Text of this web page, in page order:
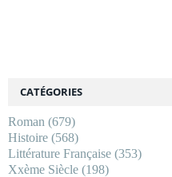
CATÉGORIES
Roman (679)
Histoire (568)
Littérature Française (353)
Xxème Siècle (198)